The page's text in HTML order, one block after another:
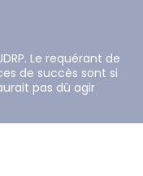
Le requérant de
de succès sont si
pas dû agir